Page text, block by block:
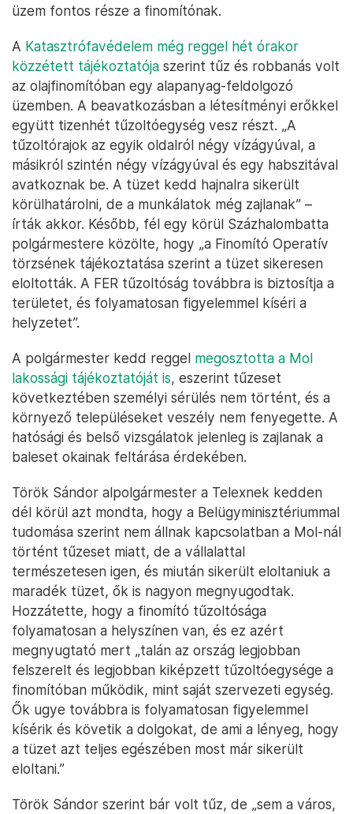
üzem fontos része a finomítónak.
A Katasztrófavédelem még reggel hét órakor
közzétett tájékoztatója szerint tűz és robbanás volt
az olajfinomítóban egy alapanyag-feldolgozó
üzemben. A beavatkozásban a létesítményi erőkkel
együtt tizenhét tűzoltóegység vesz részt. „A
tűzoltórajok az egyik oldalról négy vízágyúval, a
másikról szintén négy vízágyúval és egy habszitával
avatkoznak be. A tüzet kedd hajnalra sikerült
körülhatárolni, de a munkálatok még zajlanak” –
írták akkor. Később, fél egy körül Százhalombatta
polgármestere közölte, hogy „a Finomító Operatív
törzsének tájékoztatása szerint a tüzet sikeresen
eloltották. A FER tűzoltóság továbbra is biztosítja a
területet, és folyamatosan figyelemmel kíséri a
helyzetet”.
A polgármester kedd reggel megosztotta a Mol
lakossági tájékoztatóját is, eszerint tűzeset
következtében személyi sérülés nem történt, és a
környező településeket veszély nem fenyegette. A
hatósági és belső vizsgálatok jelenleg is zajlanak a
baleset okainak feltárása érdekében.
Török Sándor alpolgármester a Telexnek kedden
dél körül azt mondta, hogy a Belügyminisztériummal
tudomása szerint nem állnak kapcsolatban a Mol-nál
történt tűzeset miatt, de a vállalattal
természetesen igen, és miután sikerült eloltaniuk a
maradék tüzet, ők is nagyon megnyugodtak.
Hozzátette, hogy a finomító tűzoltósága
folyamatosan a helyszínen van, és ez azért
megnyugtató mert „talán az ország legjobban
felszerelt és legjobban kiképzett tűzoltóegysége a
finomítóban működik, mint saját szervezeti egység.
Ők ugye továbbra is folyamatosan figyelemmel
kísérik és követik a dolgokat, de ami a lényeg, hogy
a tüzet azt teljes egészében most már sikerült
eloltani.”
Török Sándor szerint bár volt tűz, de „sem a város,